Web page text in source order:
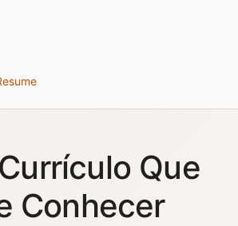
Que
Conhecer